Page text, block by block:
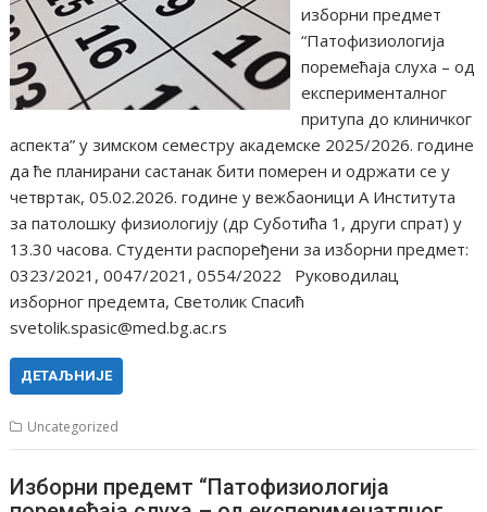
изборни предмет
“Патофизиологија
поремећаја слуха – од
експерименталног
притупа до клиничког
аспекта” у зимском семестру академске 2025/2026. године
да ће планирани састанак бити померен и одржати се у
четвртак, 05.02.2026. године у вежбаоници А Института
за патолошку физиологију (др Суботића 1, други спрат) у
13.30 часова. Студенти распоређени за изборни предмет:
0323/2021, 0047/2021, 0554/2022 Руководилац
изборног предемта, Светолик Спасић
svetolik.spasic@med.bg.ac.rs
ДЕТАЉНИЈЕ
Uncategorized
Изборни предемт “Патофизиологија